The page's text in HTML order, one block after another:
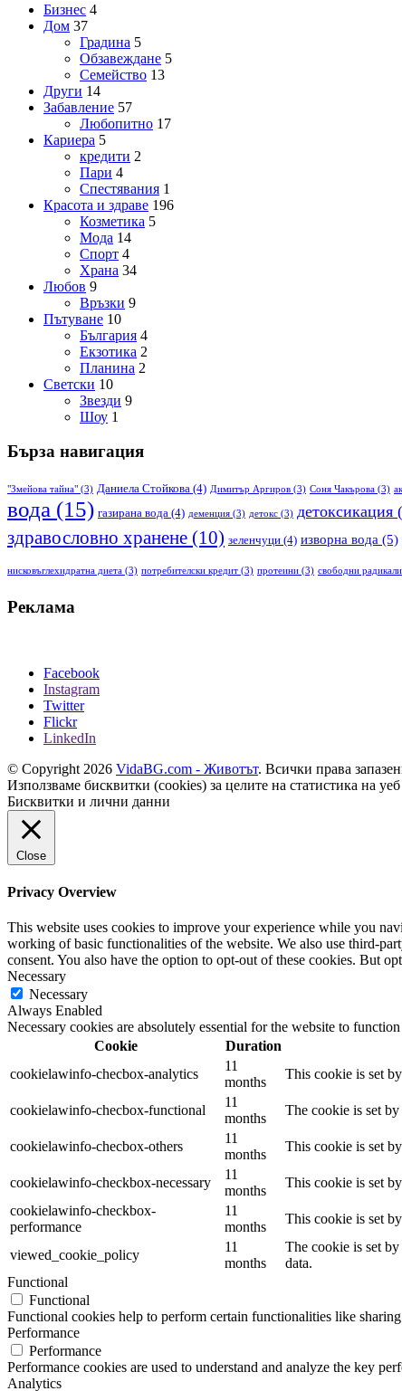
Бизнес 4
Дом 37
Градина 5
Обзавеждане 5
Семейство 13
Други 14
Забавление 57
Любопитно 17
Кариера 5
кредити 2
Пари 4
Спестявания 1
Красота и здраве 196
Козметика 5
Мода 14
Спорт 4
Храна 34
Любов 9
Връзки 9
Пътуване 10
България 4
Екзотика 2
Планина 2
Светски 10
Звезди 9
Шоу 1
Бърза навигация
"Змейова тайна" (3) Даниела Стойкова (4) Димитър Аргиров (3) Соня Чакърова (3)
вода (15) газирана вода (4) деменция (3) детокс (3) детоксикация
здравословно хранене (10) зеленчуци (4) изворна вода (5)
нисковъглехидратна диета (3) потребителски кредит (3) протеини (3) свободни радикали
Реклама
Facebook
Instagram
Twitter
Flickr
LinkedIn
© Copyright 2026 VidaBG.com - Животът. Всички права
Използваме бисквитки (cookies) за целите на статистика на уеб
Бисквитки и лични данни
Close
Privacy Overview
This website uses cookies to improve your experience while you
working of basic functionalities of the website. We also use third-
consent. You also have the option to opt-out of these cookies. But
Necessary
Necessary
Always Enabled
Necessary cookies are absolutely essential for the website to
Cookie
Duration
cookielawinfo-checbox-analytics
11
months
This cookie is set
cookielawinfo-checbox-functional
11
months
The cookie is set
cookielawinfo-checbox-others
11
months
This cookie is set
cookielawinfo-checkbox-necessary
11
months
This cookie is set
cookielawinfo-checkbox-
performance
11
months
This cookie is set
viewed_cookie_policy
11
months
The cookie is set
data.
Functional
Functional
Functional cookies help to perform certain functionalities like
Performance
Performance
Performance cookies are used to understand and analyze the key
Analytics